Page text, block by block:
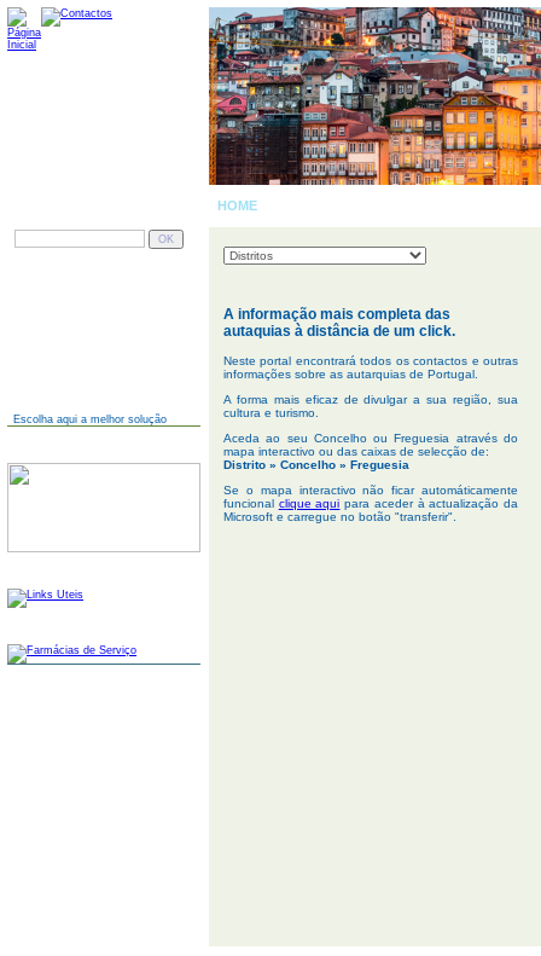
Escolha aqui a melhor solução
HOME
A informação mais completa das
autaquias à distância de um click.
Neste portal encontrará todos os contactos e outras
informações sobre as autarquias de Portugal.
A forma mais eficaz de divulgar a sua região, sua
cultura e turismo.
Aceda ao seu Concelho ou Freguesia através do
mapa interactivo ou das caixas de selecção de:
Distrito » Concelho » Freguesia
Se o mapa interactivo não ficar automáticamente
funcional clique aqui para aceder à actualização da
Microsoft e carregue no botão "transferir".